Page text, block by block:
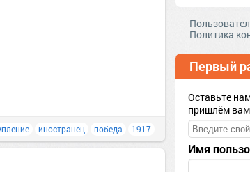
иностранец победа 1917
Политика
Первый
Оставьте
пришлём вам
Имя